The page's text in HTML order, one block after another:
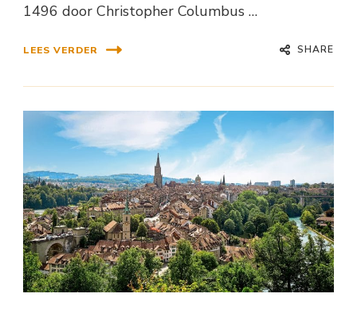
1496 door Christopher Columbus …
LEES VERDER SHARE